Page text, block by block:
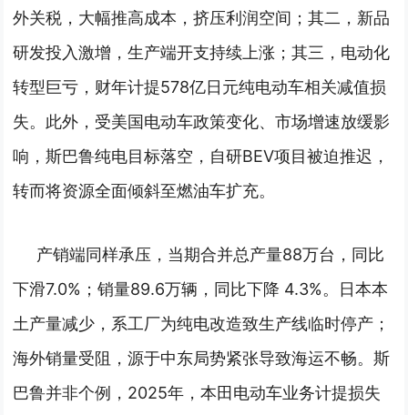
外关税，大幅推高成本，挤压利润空间；其二，新品
研发投入激增，生产端开支持续上涨；其三，电动化
转型巨亏，财年计提578亿日元纯电动车相关减值损
失。 此外，受美国电动车政策变化、市场增速放缓影
响，斯巴鲁纯电目标落空，自研BEV项目被迫推迟，
转而将资源全面倾斜至燃油车扩充。
产销端同样承压，当期合并总产量88万台，同比
下滑7.0%；销量89.6万辆，同比下降 4.3%。
日本本
土产量减少，系工厂为纯电改造致生产线临时停产；
海外销量受阻，源于中东局势紧张导致海运不畅。斯
巴鲁并非个例，2025年，本田电动车业务计提损失